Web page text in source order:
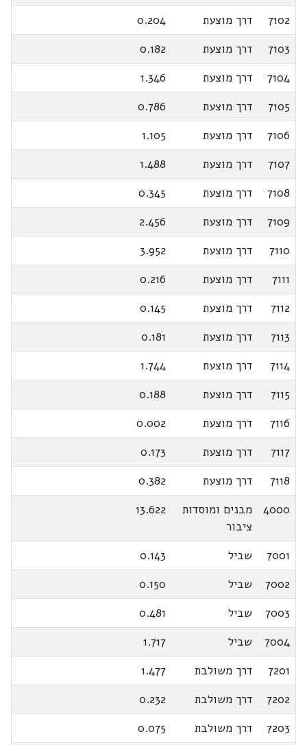
7102
דרך מוצעת
0.204
7103
דרך מוצעת
0.182
7104
דרך מוצעת
1.346
7105
דרך מוצעת
0.786
7106
דרך מוצעת
1.105
7107
דרך מוצעת
1.488
7108
דרך מוצעת
0.345
7109
דרך מוצעת
2.456
7110
דרך מוצעת
3.952
7111
דרך מוצעת
0.216
7112
דרך מוצעת
0.145
7113
דרך מוצעת
0.181
7114
דרך מוצעת
1.744
7115
דרך מוצעת
0.188
7116
דרך מוצעת
0.002
7117
דרך מוצעת
0.173
7118
דרך מוצעת
0.382
4000
מבנים ומוסדות
ציבור
13.622
7001 שביל
0.143
7002
שביל
0.150
7003
שביל
0.481
7004
שביל
1.717
7201
דרך משולבת
1.477
7202
דרך משולבת
0.232
7203
דרך משולבת
0.075